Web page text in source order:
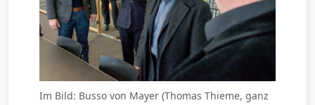
Im Bild: Busso von Mayer (Thomas Thieme, ganz